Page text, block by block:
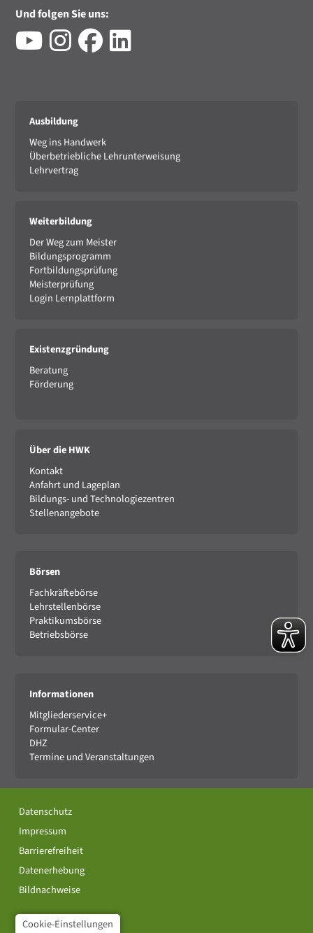
Und folgen Sie uns:
Ausbildung
Weg ins Handwerk
Überbetriebliche Lehrunterweisung
Lehrvertrag
Weiterbildung
Der Weg zum Meister
Bildungsprogramm
Fortbildungsprüfung
Meisterprüfung
Login Lernplattform
Existenzgründung
Beratung
Förderung
Über die HWK
Kontakt
Anfahrt und Lageplan
Bildungs- und Technologiezentren
Stellenangebote
Börsen
Fachkräftebörse
Lehrstellenbörse
Praktikumsbörse
Betriebsbörse
Informationen
Mitgliederservice+
Formular-Center
DHZ
Termine und Veranstaltungen
Datenschutz
Impressum
Barrierefreiheit
Datenerhebung
Bildnachweise
Cookie-Einstellungen